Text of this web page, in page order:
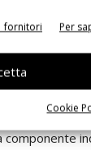
fornitori Per
Cookie
il gruppo
di impianti
motivo,